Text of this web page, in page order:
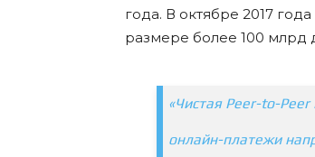
года. В октябре 2017
размере более 100 млрд
«Чистая Peer-to-
онлайн-платежи